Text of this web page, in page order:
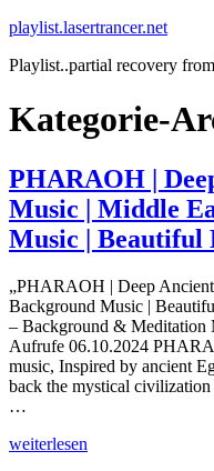
Zum
springen
playlist.lasertrancer.net
Playlist..partial recovery
Kategorie-
PHARAOH |
Music | Middle
Music | Beautiful
„PHARAOH | Deep
Background Music |
– Background & Meditation
Aufrufe 06.10.2024
music, Inspired by ancient
back the mystical
…
„PHARAOH
weiterlesen